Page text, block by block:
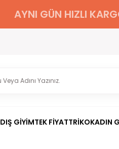
AYNI GÜN HIZLI
DIŞ GİYİMTEK FİYATTRİKOKADIN